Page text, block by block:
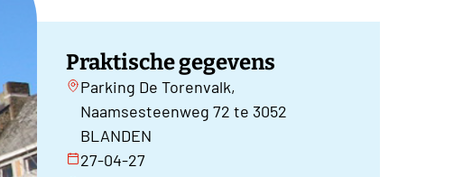
Praktische gegevens
Parking De Torenvalk,
Naamsesteenweg 72 te 3052
BLANDEN
27-04-27